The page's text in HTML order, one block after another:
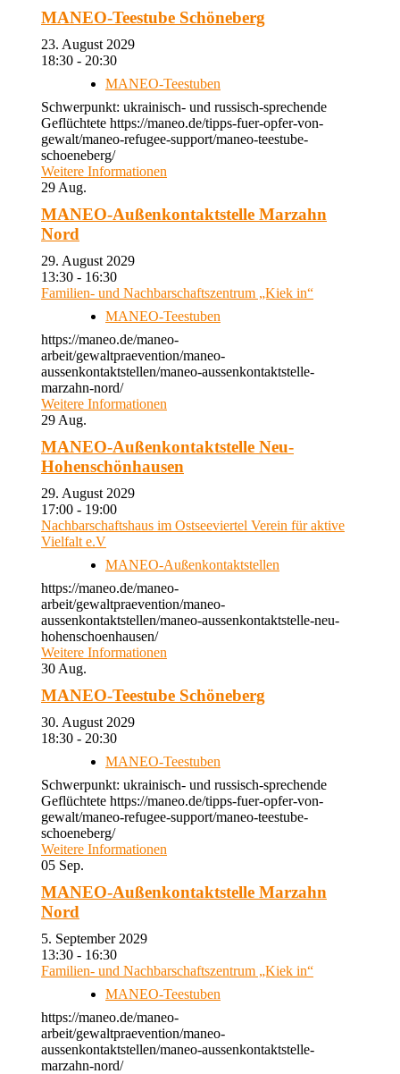
MANEO-Teestube Schöneberg
23. August 2029
18:30 - 20:30
MANEO-Teestuben
Schwerpunkt: ukrainisch- und russisch-sprechende
Geflüchtete https://maneo.de/tipps-fuer-opfer-von-
gewalt/maneo-refugee-support/maneo-teestube-
schoeneberg/
Weitere Informationen
29 Aug.
MANEO-Außenkontaktstelle Marzahn
Nord
29. August 2029
13:30 - 16:30
Familien- und Nachbarschaftszentrum „Kiek in“
MANEO-Teestuben
https://maneo.de/maneo-
arbeit/gewaltpraevention/maneo-
aussenkontaktstellen/maneo-aussenkontaktstelle-
marzahn-nord/
Weitere Informationen
29 Aug.
MANEO-Außenkontaktstelle Neu-
Hohenschönhausen
29. August 2029
17:00 - 19:00
Nachbarschaftshaus im Ostseeviertel Verein für aktive
Vielfalt e.V
MANEO-Außenkontaktstellen
https://maneo.de/maneo-
arbeit/gewaltpraevention/maneo-
aussenkontaktstellen/maneo-aussenkontaktstelle-neu-
hohenschoenhausen/
Weitere Informationen
30 Aug.
MANEO-Teestube Schöneberg
30. August 2029
18:30 - 20:30
MANEO-Teestuben
Schwerpunkt: ukrainisch- und russisch-sprechende
Geflüchtete https://maneo.de/tipps-fuer-opfer-von-
gewalt/maneo-refugee-support/maneo-teestube-
schoeneberg/
Weitere Informationen
05 Sep.
MANEO-Außenkontaktstelle Marzahn
Nord
5. September 2029
13:30 - 16:30
Familien- und Nachbarschaftszentrum „Kiek in“
MANEO-Teestuben
https://maneo.de/maneo-
arbeit/gewaltpraevention/maneo-
aussenkontaktstellen/maneo-aussenkontaktstelle-
marzahn-nord/